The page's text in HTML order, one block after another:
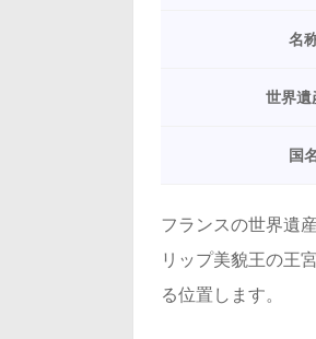
名
世界遺
国
フランスの世界遺産
リップ美貌王の王
る位置します。